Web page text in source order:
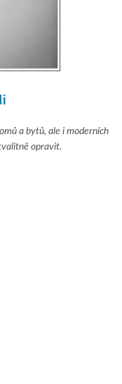
a bytů, ale i moderních
opravit.